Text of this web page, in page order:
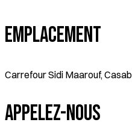
Emplacement
Carrefour Sidi Maarouf,
Appelez-Nous